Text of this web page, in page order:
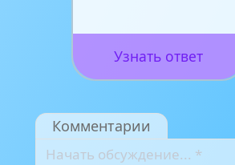
Узнать ответ
Комментарии